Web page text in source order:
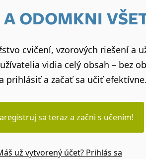
ODOMKNI
cvičení, vzorových riešení a
vidia celý obsah – bez
prihlásiť a začať sa učiť efektívne.
sa teraz a začni s učením!
už vytvorený účet? Prihlás sa